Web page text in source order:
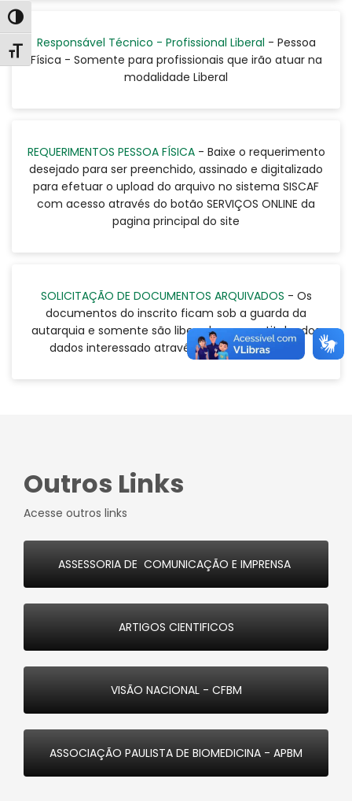
Alternar alto contraste
Alternar tamanho da fonte
Responsável Técnico - Profissional Liberal - Pessoa
Física - Somente para profissionais que irão atuar na
modalidade Liberal
REQUERIMENTOS PESSOA FÍSICA- Baixe o requerimento
desejado para ser preenchido, assinado e digitalizado
para efetuar o upload do arquivo no sistema SISCAF
com acesso através do botão SERVIÇOS ONLINE da
pagina principal do site
SOLICITAÇÃO DE DOCUMENTOS ARQUIVADOS - Os
documentos do inscrito ficam sob a guarda da
autarquia e somente são liberados para o titular dos
dados interessado através dos serviços online
Outros Links
Acesse outros links
ASSESSORIA DE COMUNICAÇÃO E IMPRENSA
ARTIGOS CIENTIFICOS
VISÃO NACIONAL - CFBM
ASSOCIAÇÃO PAULISTA DE BIOMEDICINA - APBM